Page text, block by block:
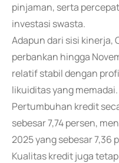
pinjaman, serta
investasi swasta.
Adapun dari sisi kinerja,
perbankan hingga
relatif stabil dengan
likuiditas yang memadai.
Pertumbuhan kredit
sebesar 7,74 persen,
2025 yang sebesar 7,36
Kualitas kredit juga